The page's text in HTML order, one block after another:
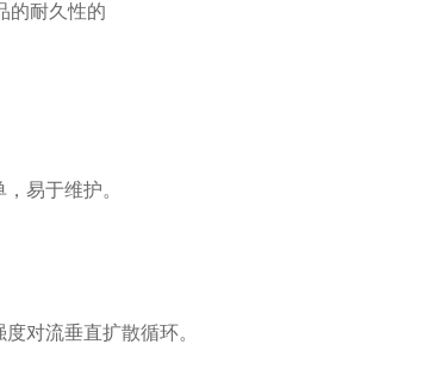
的耐久性的
易于维护。
对流垂直扩散循环。